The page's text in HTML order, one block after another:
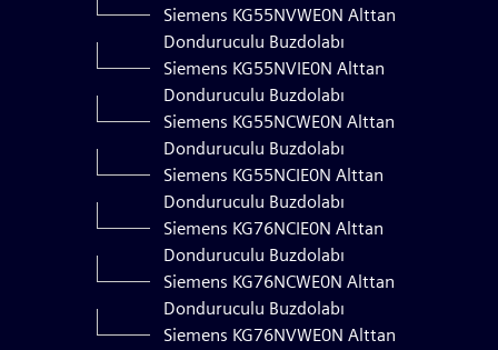
Siemens KG55NVWE0N Alttan
Donduruculu Buzdolabı
Siemens KG55NVIE0N Alttan
Donduruculu Buzdolabı
Siemens KG55NCWE0N Alttan
Donduruculu Buzdolabı
Siemens KG55NCIE0N Alttan
Donduruculu Buzdolabı
Siemens KG76NCIE0N Alttan
Donduruculu Buzdolabı
Siemens KG76NCWE0N Alttan
Donduruculu Buzdolabı
Siemens KG76NVWE0N Alttan